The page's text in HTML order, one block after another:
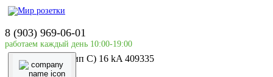
8 (903) 969-06-01
работаем каждый день 10:00-19:00
Главная страница
LEGRAND
Автоматический выключатель Legrand DX3 4 фазы
13A 4М (Тип C) 16 kA 409335